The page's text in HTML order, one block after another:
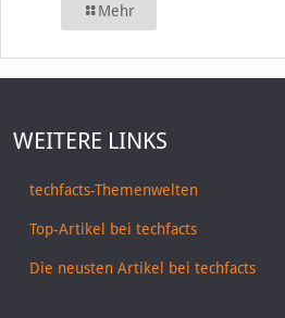
Mehr
WEITERE LINKS
techfacts-Themenwelten
Top-Artikel bei techfacts
Die neusten Artikel bei techfacts